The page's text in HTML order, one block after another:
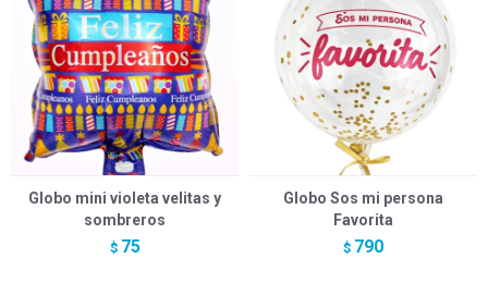
Globo mini violeta velitas y
sombreros
$ 75
Globo Sos mi persona
Favorita
$ 790